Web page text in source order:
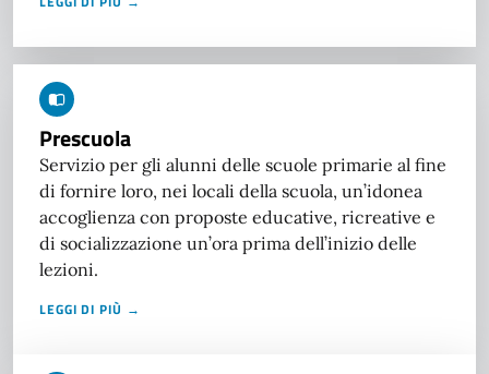
Prescuola
Servizio per gli alunni delle scuole primarie al fine
di fornire loro, nei locali della scuola, un’idonea
accoglienza con proposte educative, ricreative e
di socializzazione un’ora prima dell’inizio delle
lezioni.
LEGGI DI PIÙ →